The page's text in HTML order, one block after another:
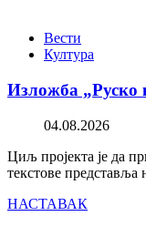
Вести
Култура
Изложба „Руско
04.08.2026
Циљ пројекта је да
текстове представља
НАСТАВАК